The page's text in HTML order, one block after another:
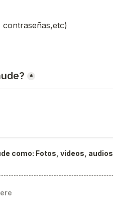
contraseñas,etc)
*
como: Fotos, videos, audios,